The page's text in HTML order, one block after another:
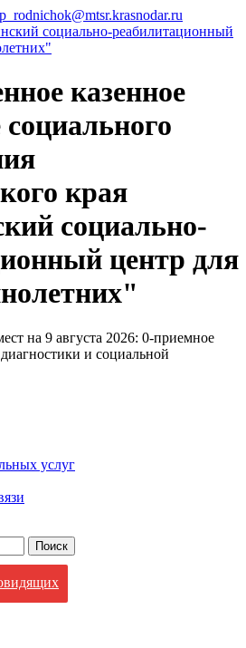
казенное
края
социально-
центр для
на 9 августа 2026: 0-приемное
и социальной
услуг